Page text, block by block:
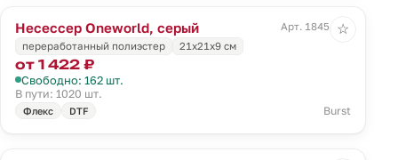
Несессер Oneworld, серый
Арт. 18454.10
переработанный полиэстер
21х21х9 см
от 1 422 ₽
Свободно: 162 шт.
В пути: 1020 шт.
Флекс DTF Burst
☆